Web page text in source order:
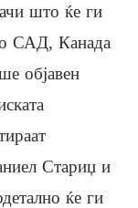
што ќе ги
САД, Канада
објавен
Стариџ и
ќе ги